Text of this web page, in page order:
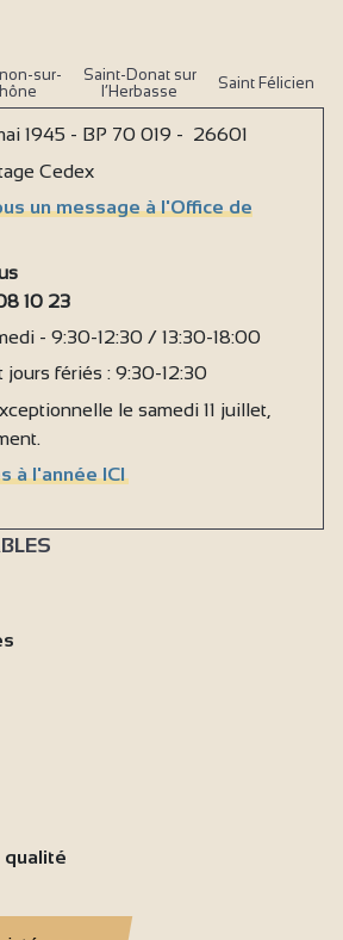
sur-
Saint-Donat sur
l’Herbasse
Saint Félicien
1945 - BP 70 019 - 26601
Cedex
un message à l'Office de
10 23
- 9:30-12:30 / 13:30-18:00
jours fériés : 9:30-12:30
le samedi 11 juillet,
à l'année ICI
qualité